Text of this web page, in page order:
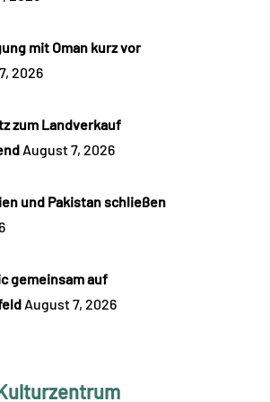
mit Oman kurz vor
2026
zum Landverkauf
August 7, 2026
und Pakistan schließen
gemeinsam auf
August 7, 2026